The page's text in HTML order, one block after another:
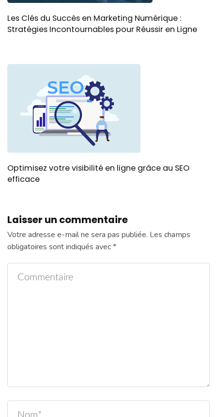
Les Clés du Succès en Marketing Numérique :
Stratégies Incontournables pour Réussir en Ligne
Optimisez votre visibilité en ligne grâce au SEO
efficace
Laisser un commentaire
Votre adresse e-mail ne sera pas publiée. Les champs
obligatoires sont indiqués avec*